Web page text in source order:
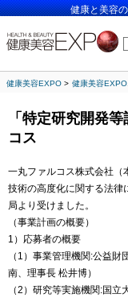
健康と美容
健康美容EXPO 健康美容EXPO
「特定研究開発
コス
一丸ファルコス株式会社（
技術の高度化に関する法律
局より受けました。
（事業計画の概要）
1）応募者の概要
（1）事業管理機関:公益
南、理事長 松井博）
（2）研究等実施機関:国立